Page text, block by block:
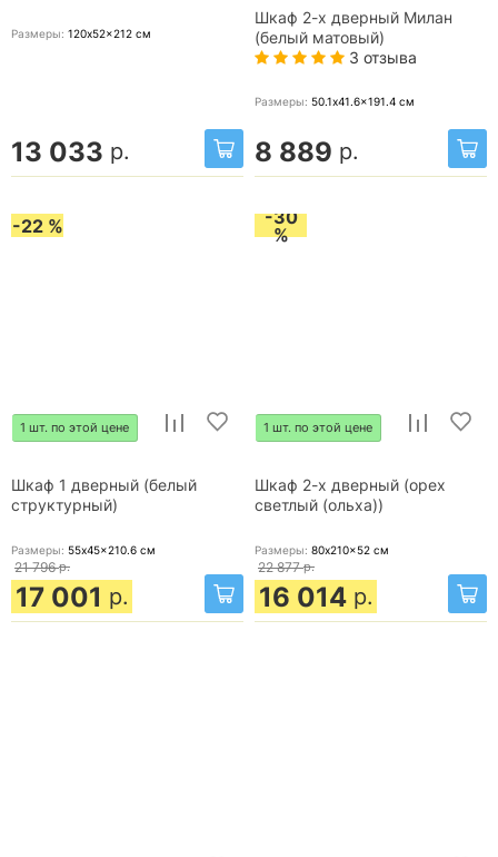
Размеры: 120x52x212 см
13 033 р.
Шкаф 2-х дверный Милан
(белый матовый)
3 отзыва
Размеры: 50.1x41.6x191.4 см
8 889 р.
-22 %
1 шт. по этой цене
Шкаф 1 дверный (белый
структурный)
Размеры: 55x45x210.6 см
21 796 р.
17 001 р.
-30
%
1 шт. по этой цене
Шкаф 2-х дверный (орех
светлый (ольха))
Размеры: 80x210x52 см
22 877 р.
16 014 р.